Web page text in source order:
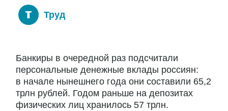
Труд
Банкиры в очередной раз подсчитали
персональные денежные вклады россиян:
в начале нынешнего года они составили 65,2
трлн рублей. Годом раньше на депозитах
физических лиц хранилось 57 трлн.